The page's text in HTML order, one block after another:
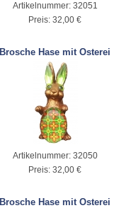
Artikelnummer: 32051
Preis: 32,00 €
Brosche Hase mit Osterei
Artikelnummer: 32050
Preis: 32,00 €
Brosche Hase mit Osterei